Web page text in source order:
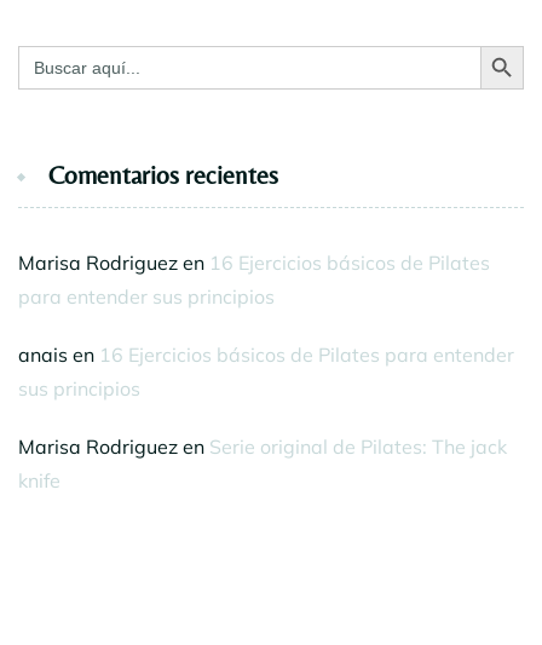
Buscar: Botón de
Comentarios recientes
Marisa Rodriguez en 16 Ejercicios básicos de Pilates
para entender sus principios
anais en 16 Ejercicios básicos de Pilates para entender
sus principios
Marisa Rodriguez en Serie original de Pilates: The jack
knife